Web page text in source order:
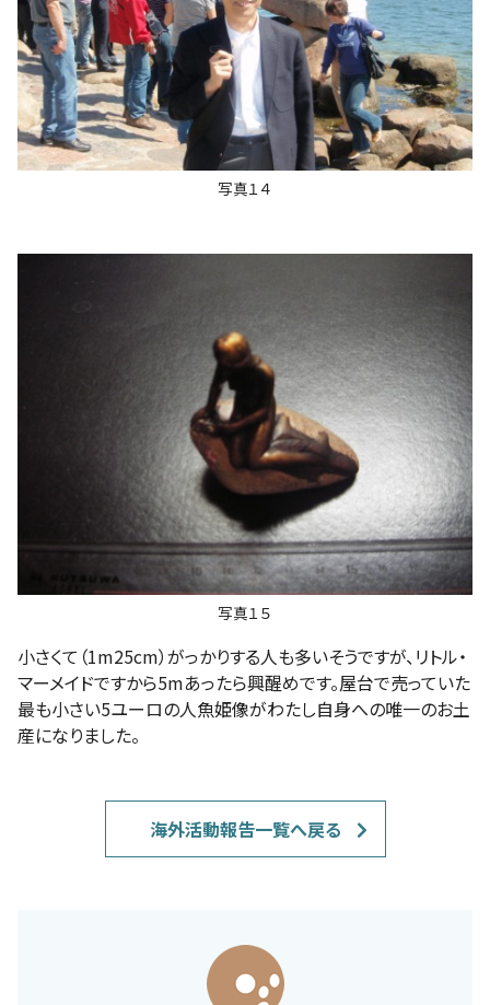
写真１４
写真１５
小さくて（1m25cm）がっかりする人も多いそうですが、リトル・
マーメイドですから5mあったら興醒めです。屋台で売っていた
最も小さい5ユーロの人魚姫像がわたし自身への唯一のお土
産になりました。
海外活動報告一覧へ戻る